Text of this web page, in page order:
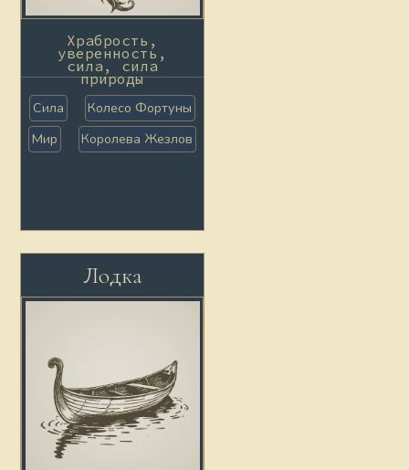
Храбрость,
уверенность,
сила, сила
природы
Сила
Колесо Фортуны
Мир
Королева Жезлов
Лодка